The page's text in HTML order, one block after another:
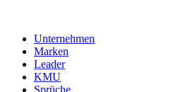
Unternehmen
Marken
Leader
KMU
Sprüche